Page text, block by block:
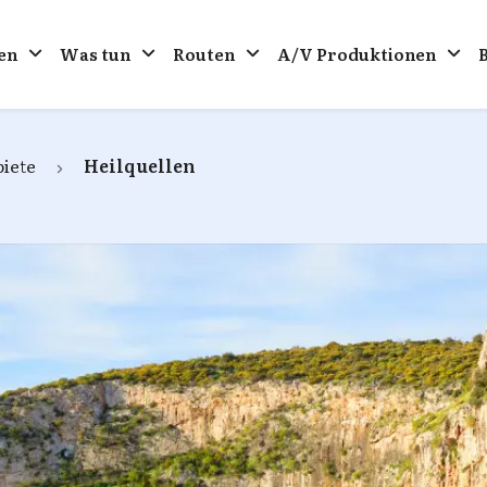
Was tun Routen A/V Produktionen
Heilquellen